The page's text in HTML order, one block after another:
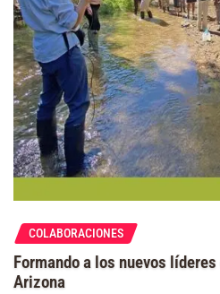
COLABORACIONES
Formando a los nuevos
Arizona